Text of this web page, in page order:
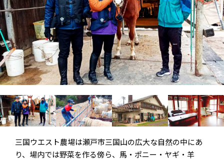
三国ウエスト農場は瀬戸市三国山の広大な自然の中にあ
り、場内では野菜を作る傍ら、馬・ポニー・ヤギ・羊